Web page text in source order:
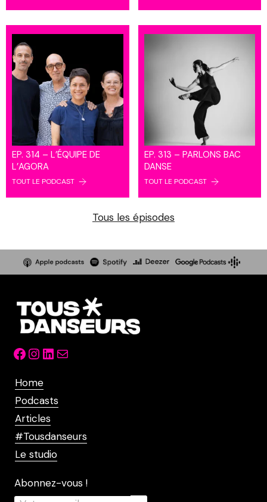
EP. 314 – L’ÉQUIPE DE
L’AGORA
TOUT LE PODCAST
EP. 313 – PARLONS BAC
DANSE
TOUT LE PODCAST
Tous les épisodes
Facebook
Instagram
LinkedIn
Mail
Home
Podcasts
Articles
#Tousdanseurs
Le studio
Abonnez-vous !